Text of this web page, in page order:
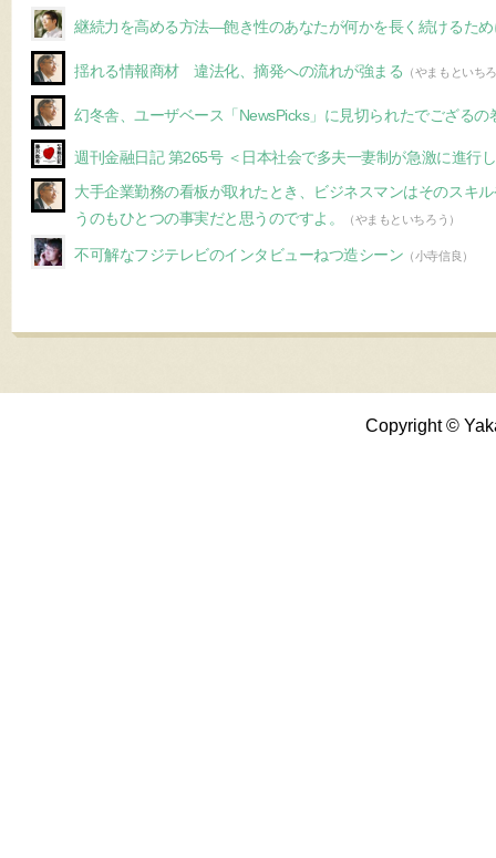
継続力を高める方法—飽き性のあなたが何かを長く続けるた
揺れる情報商材 違法化、摘発への流れが強まる （やまもといち
幻冬舎、ユーザベース「NewsPicks」に見切られたでござるの
週刊金融日記 第265号 ＜日本社会で多夫一妻制が急激に進行
大手企業勤務の看板が取れたとき、ビジネスマンはそのスキ
うのもひとつの事実だと思うのですよ。
（やまもといちろう）
不可解なフジテレビのインタビューねつ造シーン （小寺信良）
Copyright ©